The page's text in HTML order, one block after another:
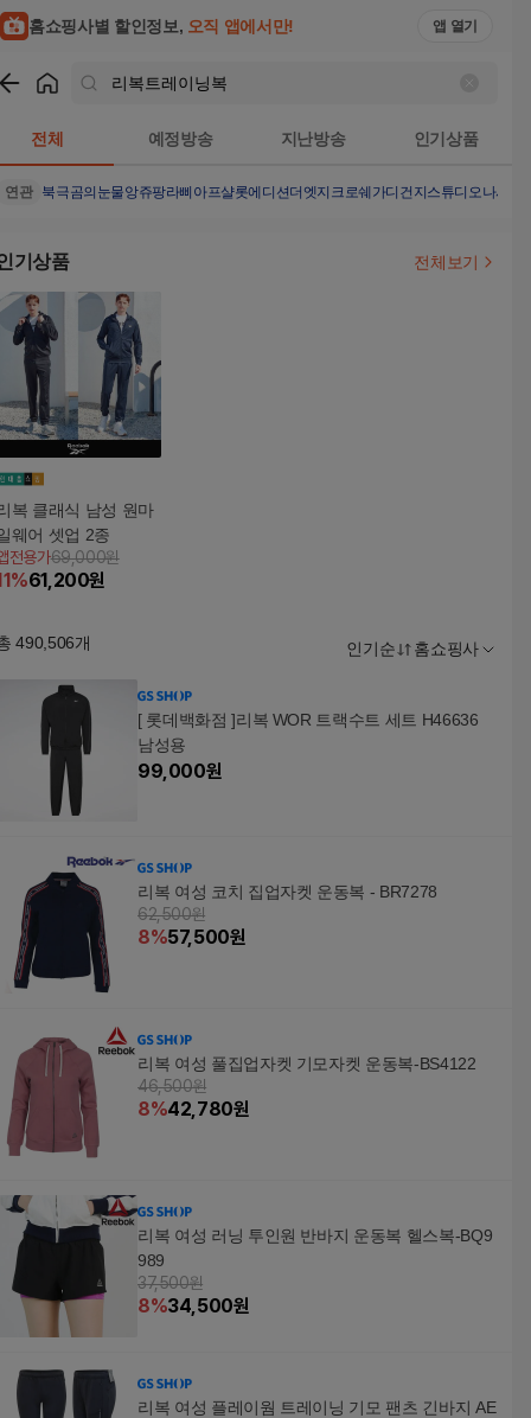
홈쇼핑사별 할인정보, 오직 앱에서만! 앱 열기
전체 예정방송 지난방송 인기상품
연관 북극곰의눈물앙쥬팡라삐아프샬롯에디션더엣지크로쉐가디건 지스튜디오나시탑
기상품 전체보기
복 클래식 남성 원마
웨어 셋업 2종
전용가69,000원
%61,200원
490,506개 인기순 홈쇼핑사
[ 롯데백화점 ]리복 WOR 트랙수트 세트 H46636
남성용
99,000원
리복 여성 코치 집업자켓 운동복 - BR7278
62,500원
8%57,500원
리복 여성 풀집업자켓 기모자켓 운동복-BS4122
46,500원
8%42,780원
리복 여성 러닝 투인원 반바지 운동복 헬스복-BQ9
989
37,500원
8%34,500원
리복 여성 플레이웜 트레이닝 기모 팬츠 긴바지 AE